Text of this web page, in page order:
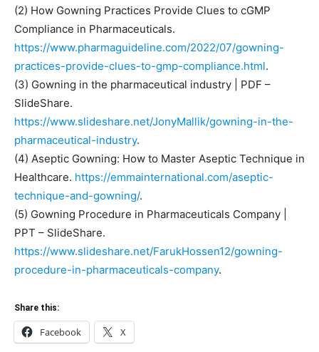
(2) How Gowning Practices Provide Clues to cGMP
Compliance in Pharmaceuticals.
https://www.pharmaguideline.com/2022/07/gowning-
practices-provide-clues-to-gmp-compliance.html.
(3) Gowning in the pharmaceutical industry | PDF –
SlideShare.
https://www.slideshare.net/JonyMallik/gowning-in-the-
pharmaceutical-industry.
(4) Aseptic Gowning: How to Master Aseptic Technique in
Healthcare. https://emmainternational.com/aseptic-
technique-and-gowning/.
(5) Gowning Procedure in Pharmaceuticals Company |
PPT – SlideShare.
https://www.slideshare.net/FarukHossen12/gowning-
procedure-in-pharmaceuticals-company.
Share this:
Facebook X